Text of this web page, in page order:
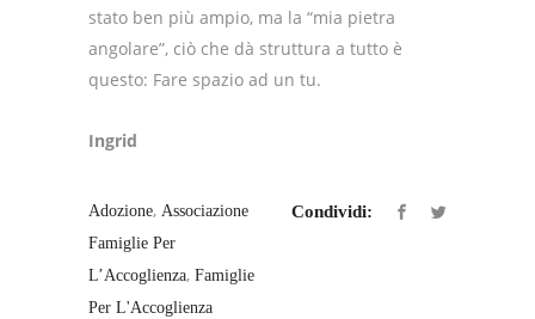
stato ben più ampio, ma la “mia pietra
angolare”, ciò che dà struttura a tutto è
questo: Fare spazio ad un tu.
Ingrid
Adozione, Associazione
Famiglie Per
L’Accoglienza, Famiglie
Per L'Accoglienza
Condividi: